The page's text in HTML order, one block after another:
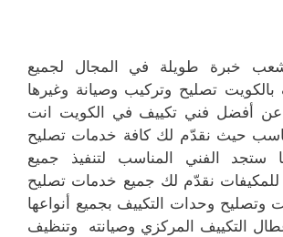
خبرة طويلة في المجال لجميع
تصليح وتركيب وصيانة وغيرها
عن أفضل فني تكييف في الكويت انت
حيث نقدّم لك كافة خدمات تصليح
ستجد الفني المناسب لتنفيذ جميع
للمكيفات نقدّم لك جميع خدمات تصليح
وتصليح وحدات التكييف بجميع أنواعها
التكييف المركزي وصيانته وتنظيف